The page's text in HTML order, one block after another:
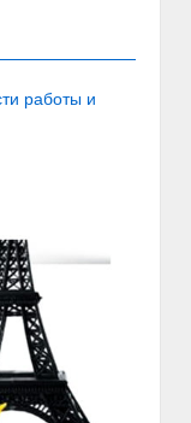
работы и